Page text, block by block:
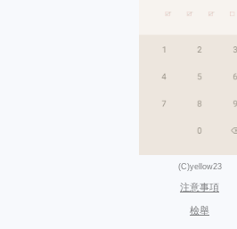
(C)yellow23
注意事項
檢舉